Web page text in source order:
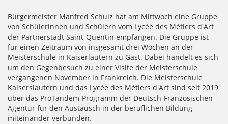
Bürgermeister Manfred Schulz hat am Mittwoch eine Gruppe
von Schülerinnen und Schülern vom Lycée des Métiers d'Art
der Partnerstadt Saint-Quentin empfangen. Die Gruppe ist
für einen Zeitraum von insgesamt drei Wochen an der
Meisterschule in Kaiserlautern zu Gast. Dabei handelt es sich
um den Gegenbesuch zu einer Visite der Meisterschule
vergangenen November in Frankreich. Die Meisterschule
Kaiserslautern und das Lycée des Métiers d'Art sind seit 2019
über das ProTandem-Programm der Deutsch-Französischen
Agentur für den Austausch in der beruflichen Bildung
miteinander verbunden.